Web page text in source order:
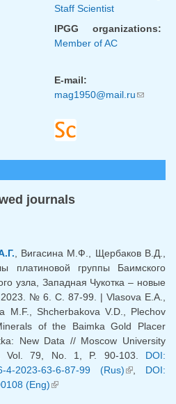
Staff Scientist
IPGG organizations:
Member of AC
E-mail:
mag1950@mail.ru(link
journals
, Вигасина М.Ф., Щербаков В.Д.,
группы Баимского
узла, Западная Чукотка – новые
№ 6. С. 87-99. | Vlasova E.A.,
M.F., Shcherbakova V.D., Plechov
of the Baimka Gold Placer
New Data // Moscow University
Vol. 79, No. 1, P. 90-103. DOI:
4-2023-63-6-87-99 (Rus)(link is
DOI:
(Eng)(link is external)